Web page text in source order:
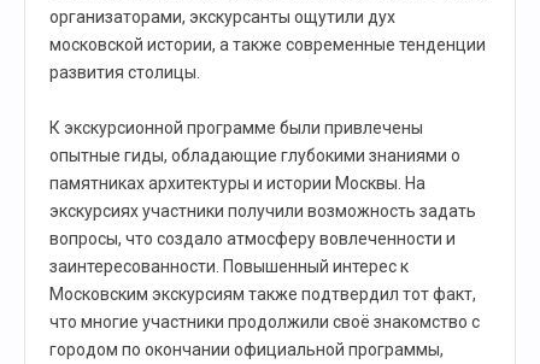
организаторами, экскурсанты ощутили дух
московской истории, а также современные тенденции
развития столицы.
К экскурсионной программе были привлечены
опытные гиды, обладающие глубокими знаниями о
памятниках архитектуры и истории Москвы. На
экскурсиях участники получили возможность задать
вопросы, что создало атмосферу вовлеченности и
заинтересованности. Повышенный интерес к
Московским экскурсиям также подтвердил тот факт,
что многие участники продолжили своё знакомство с
городом по окончании официальной программы,